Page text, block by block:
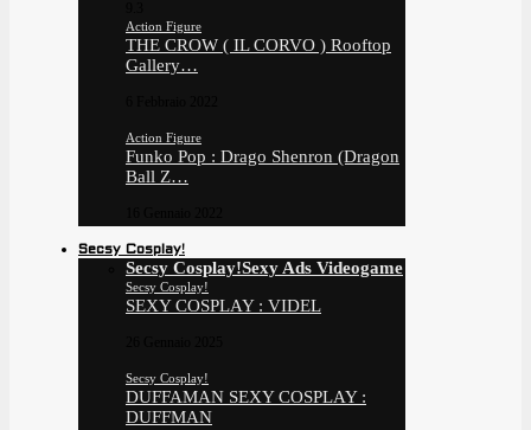
Action Figure
THE CROW ( IL CORVO ) Rooftop
Gallery…
Action Figure
Funko Pop : Drago Shenron (Dragon
Ball Z…
Secsy Cosplay!
Secsy Cosplay!Sexy Ads Videogame
Secsy Cosplay!
SEXY COSPLAY : VIDEL
Secsy Cosplay!
DUFFAMAN SEXY COSPLAY :
DUFFMAN